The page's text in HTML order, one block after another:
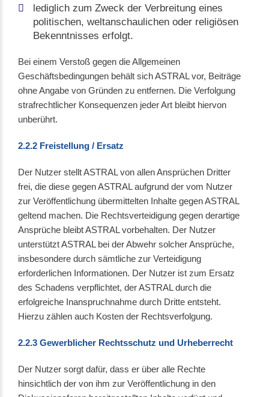
lediglich zum Zweck der Verbreitung eines
politischen, weltanschaulichen oder religiösen
Bekenntnisses erfolgt.
Bei einem Verstoß gegen die Allgemeinen
Geschäftsbedingungen behält sich ASTRAL vor, Beiträge
ohne Angabe von Gründen zu entfernen. Die Verfolgung
strafrechtlicher Konsequenzen jeder Art bleibt hiervon
unberührt.
2.2.2 Freistellung / Ersatz
Der Nutzer stellt ASTRAL von allen Ansprüchen Dritter
frei, die diese gegen ASTRAL aufgrund der vom Nutzer
zur Veröffentlichung übermittelten Inhalte gegen ASTRAL
geltend machen. Die Rechtsverteidigung gegen derartige
Ansprüche bleibt ASTRAL vorbehalten. Der Nutzer
unterstützt ASTRAL bei der Abwehr solcher Ansprüche,
insbesondere durch sämtliche zur Verteidigung
erforderlichen Informationen. Der Nutzer ist zum Ersatz
des Schadens verpflichtet, der ASTRAL durch die
erfolgreiche Inanspruchnahme durch Dritte entsteht.
Hierzu zählen auch Kosten der Rechtsverfolgung.
2.2.3 Gewerblicher Rechtsschutz und Urheberrecht
Der Nutzer sorgt dafür, dass er über alle Rechte
hinsichtlich der von ihm zur Veröffentlichung in den